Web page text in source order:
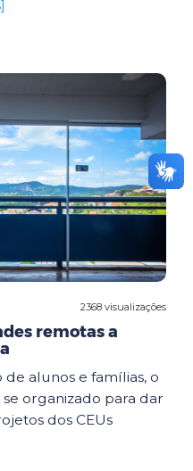
2368 visualizações
remotas a
alunos e famílias, o
organizado para dar
dos CEUs